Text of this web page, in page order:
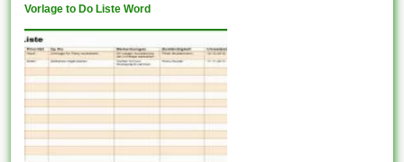
Vorlage to Do Liste Word